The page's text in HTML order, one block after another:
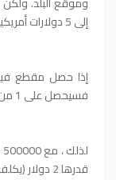
إلى 5 دولارات أمريكية أمر طبيعي.
فسيحصل على 1 من كل 2 مشاهدة مع الإعلان.
قدرها 2 دولار (يكلف المعلن 10 دولارات لكل 1000 عملية تشغيل).